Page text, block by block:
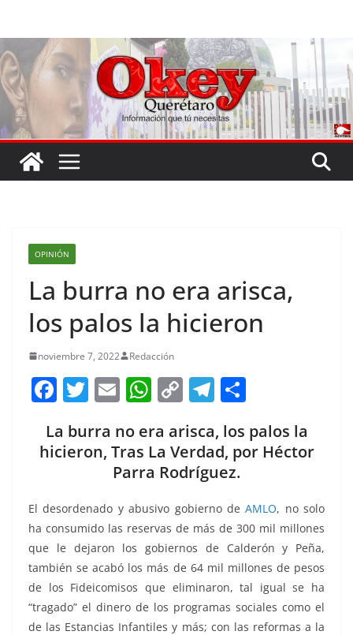
contenido
OPINIÓN
La burra no era arisca,
los palos la hicieron
noviembre 7, 2022 Redacción
F
c
e
o
o
k
T
itt
er
E
ai
l
W
at
s
p
p
C
p
y
Li
n
k
T
e
gr
m
ar
e
La burra no era arisca, los palos la
hicieron, Tras La Verdad, por Héctor
Parra Rodríguez.
El desordenado y abusivo gobierno deAMLO, no solo
ha consumido las reservas de más de 300 mil millones
que le dejaron los gobiernos de Calderón y Peña,
también se acabó los más de 64 mil millones de pesos
de los Fideicomisos que eliminaron, tal igual se ha
“tragado” el dinero de los programas sociales como el
de las Estancias Infantiles y más; con las reformas a la